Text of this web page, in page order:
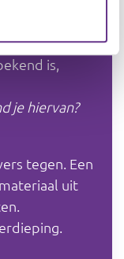
laten
hun
is,
je hiervan?
tegen. Een
uit